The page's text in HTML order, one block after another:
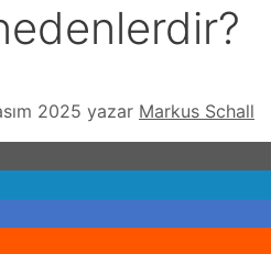
2025 yazar Markus Schall